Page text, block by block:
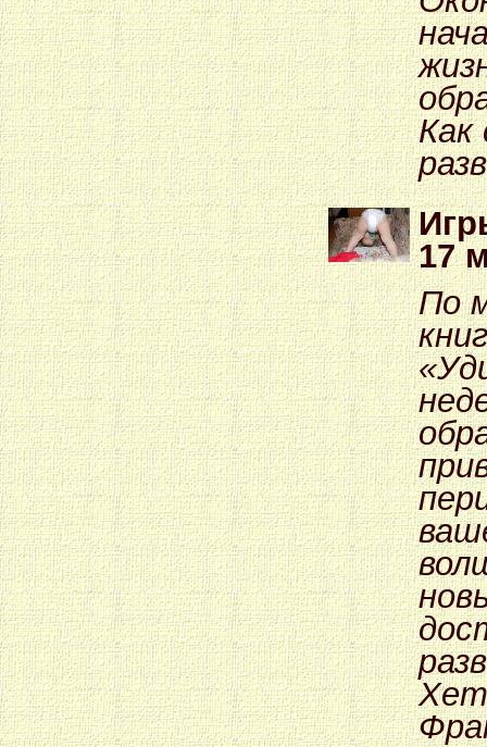
Как
17
По